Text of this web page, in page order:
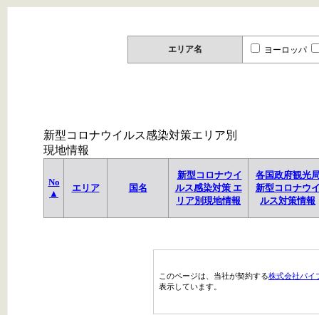
エリア名 ヨーロッパ
新型コロナウイルス感染対策エリア別
現地情報
No
▲
エリア 国名
新型コロナウイ
ルス感染対策 エ
リア別現地情報
各国政府観光
新型コロナウ
ルス対策情報
このページは、当社が契約する株式会社パイ
表示しています。